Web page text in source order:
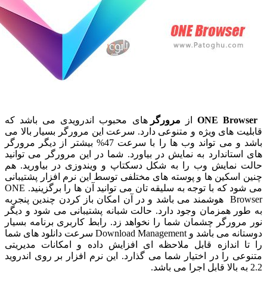
ONEازمرورگرهای محبوب اندرویدی می باشد که
های ویژه و متنوعی دارد. سرعت این مرورگر بسیار بالا می
باشد و می تواند وب ها را با سرعت 47% بیشتر از دیگر مرورگر
به نمایش در بیاورد. شما در این مرورگر می توانید
وب را به شکل دسکتاپ و ویندوزی در بیاورید. هم
ها و پوسته های مختلفی توسط این نرم افزار پشتیبانی
می شود که با توجه به سلیقه تان می توانید آن ها را برگزینید. ONE
Browser هوشمند می باشد و در آن امکان باز کردن چندین پنجربه
همزمان وجود دارد. حالت شبانه پشتیبانی می شود و دیگر
چشمان شما را نخواهد زد. رابط کاربری برنامه بسیار
دوستانه می باشد و Download Management سرعت دانلود های شما
اندازه قابل ملاحظه ای افزایش داده و امکانات مدیریتی
را در اختیار شما می گذارد. این نرم افزار بر روی اندروید